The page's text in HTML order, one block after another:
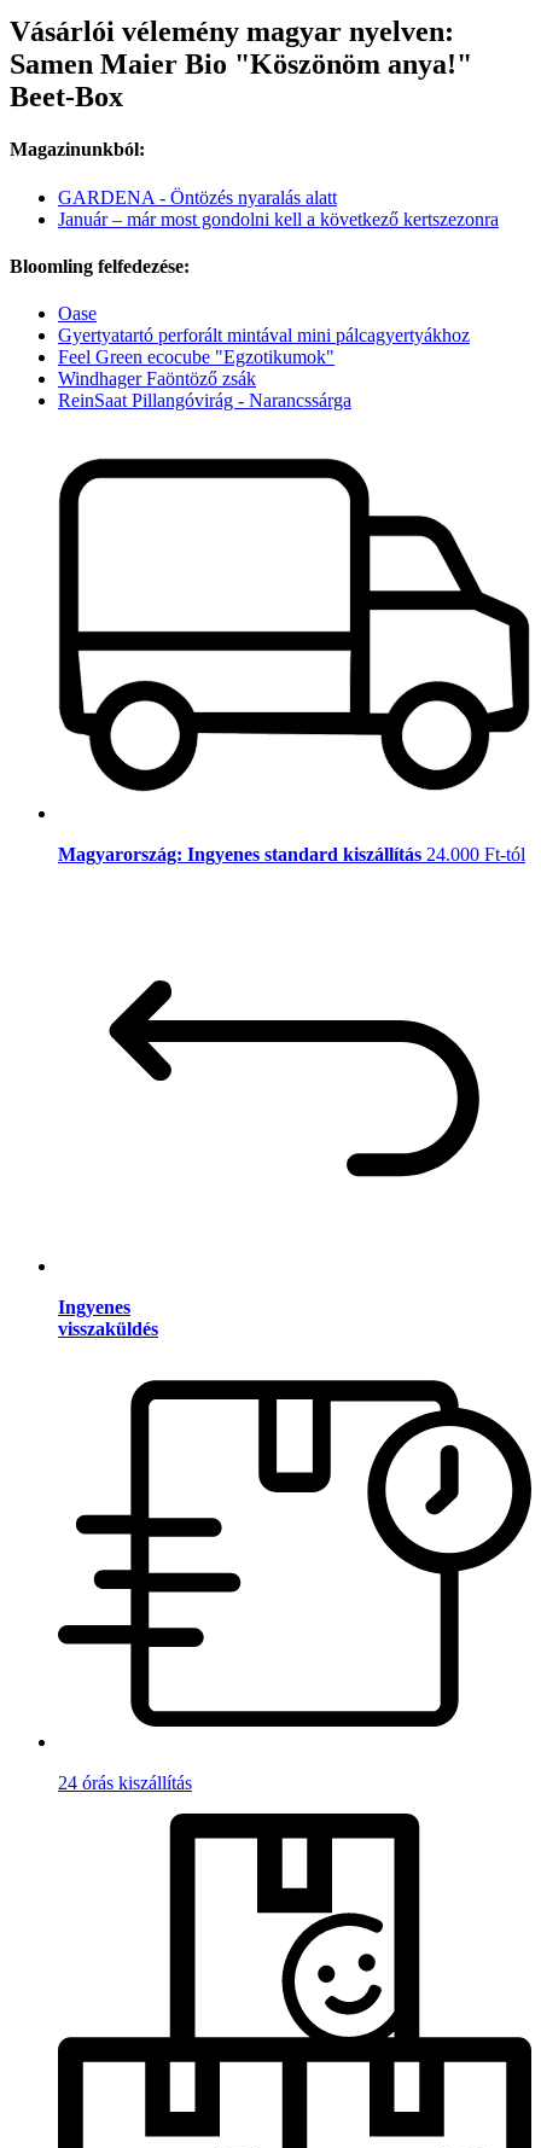
Vásárlói vélemény magyar nyelven:
Samen Maier Bio "Köszönöm anya!"
Beet-Box
Magazinunkból:
GARDENA - Öntözés nyaralás alatt
Január – már most gondolni kell a következő kertszezonra
Bloomling felfedezése:
Oase
Gyertyatartó perforált mintával mini pálcagyertyákhoz
Feel Green ecocube "Egzotikumok"
Windhager Faöntöző zsák
ReinSaat Pillangóvirág - Narancssárga
Magyarország: Ingyenes standard kiszállítás 24.000 Ft-tól
Ingyenes
visszaküldés
24 órás kiszállítás